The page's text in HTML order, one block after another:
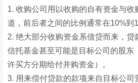
1. 收购公司用以收购的自有资金与收
道，前后者之间的比例通常在10%到
2. 绝大部分收购资金系借贷而来，贷
信托基金甚至可能是目标公司的股东
许买方分期给付并购资金）。
3. 用来偿付贷款的款项来自目标公司